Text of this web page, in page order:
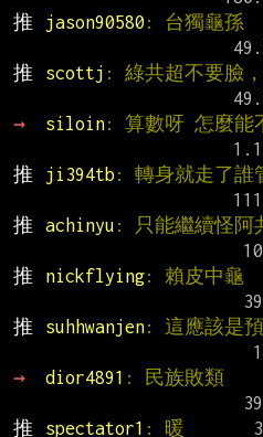
推
jason90580 : 台獨龜孫
推
scottj : 綠共超不要臉
→
siloin: 算數呀 怎麼能
推
ji394tb : 轉身就走了誰
推
achinyu : 只能繼續怪阿
推
nickflying: 賴皮中龜
推
suhhwanjen: 這應該是預
→
dior4891 : 民族敗類
推
spectator1 : 暖